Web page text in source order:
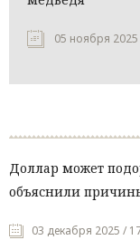
05 ноября 2025
Доллар может
объяснили
03 декабря 2025 /